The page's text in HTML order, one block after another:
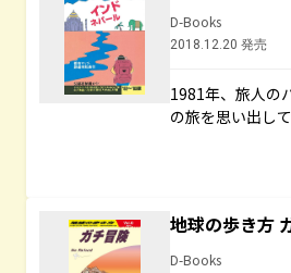
D-Books
2018.12.20 発売
1981年、旅人の
の旅を思い出し
地球の歩き方
D-Books